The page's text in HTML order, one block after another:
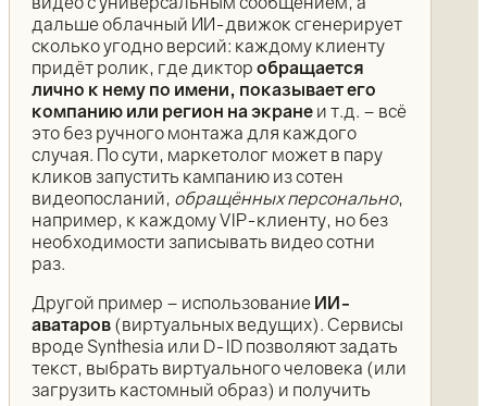
дальше облачный ИИ-движок сгенерирует
сколько угодно версий: каждому клиенту
придёт ролик, где диктор обращается
лично к нему по имени, показывает его
компанию или регион на экране и т.д. – всё
это без ручного монтажа для каждого
случая. По сути, маркетолог может в пару
кликов запустить кампанию из сотен
видеопосланий, обращённых персонально,
например, к каждому VIP-клиенту, но без
необходимости записывать видео сотни
раз.
Другой пример – использование ИИ-
аватаров (виртуальных ведущих). Сервисы
вроде Synthesia или D-ID позволяют задать
текст, выбрать виртуального человека (или
загрузить кастомный образ) и получить